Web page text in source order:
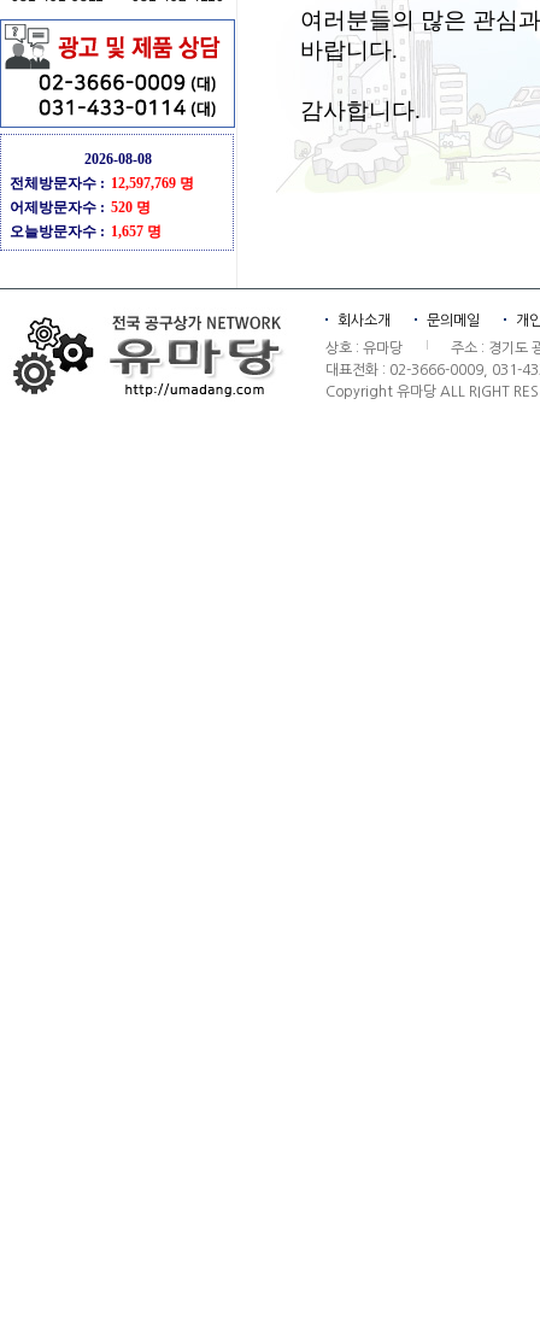
2026-08-08
전체방문자수: 12,597,769명
어제방문자수: 520명
오늘방문자수: 1,657명
여러분들의많은관심
바랍니다.
감사합니다.
회사소개 문의메일
개
상호:유마당
주소:경기도
대표전화:02-3666-0009,031-
Copyright유마당